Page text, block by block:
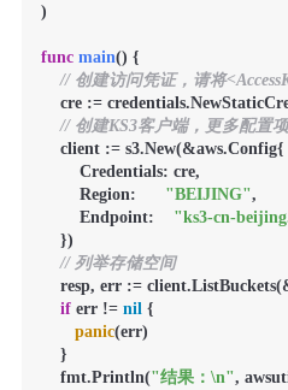
)
func main() {
// 创建访问凭证，请将
cre :=
// 创建KS3客户端，更多配置
    client := s3.New(&aws.Config{
Credentials:
        Region:
"BEIJING"
        Endpoint:
"ks3-cn-
    })
// 列举存储空间
resp, err :=
if err != nil {
panic(err)
    }
    fmt.Println(
"结果：\n",